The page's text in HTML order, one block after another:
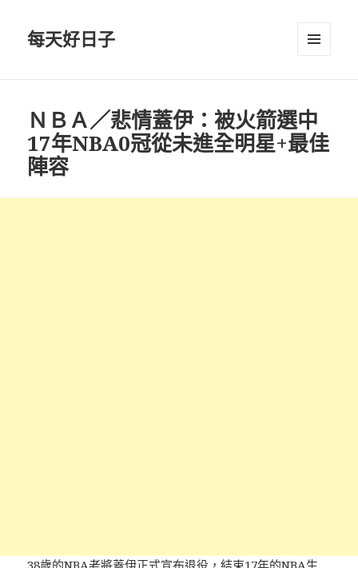
每天好日子
ＮＢＡ／悲情蓋伊：被火箭選中
17年NBA0冠從未進全明星+最佳
陣容
38歲的NBA老將蓋伊正式宣布退役，結束17年的NBA生